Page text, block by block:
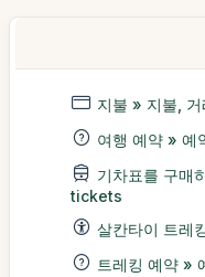
지불 » 지불,
여행 예약 » 예
기차표를 구
tickets
살칸타이 트레
트레킹 예약 »